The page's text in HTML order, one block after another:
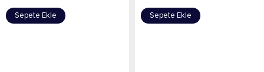
Sepete Ekle Sepete Ekle